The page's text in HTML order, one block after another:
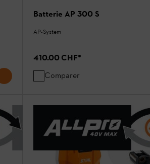
Batterie AP 300 S
AP-System
410.00 CHF*
Comparer